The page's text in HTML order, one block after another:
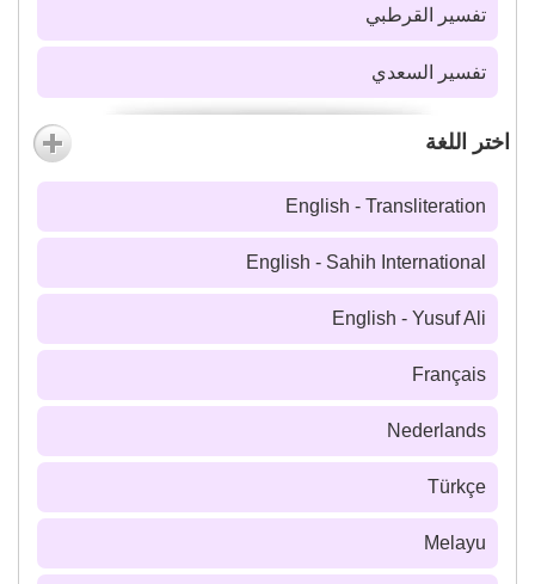
تفسير القرطبي
تفسير السعدي
اختر اللغة
English - Transliteration
English - Sahih International
English - Yusuf Ali
Français
Nederlands
Türkçe
Melayu